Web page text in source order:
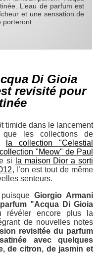
L’eau de parfum est
et une sensation de
porteront.
Di Gioia
revisité pour
timide dans le lancement
que les collections de
la collection "Celestial
"Meow" de Paul
si
la maison Dior a sorti
, l’on est tout de même
senteurs.
Giorgio Armani
"Acqua Di Gioia
révéler encore plus la
de nouvelles notes
revisitée du parfum
avec quelques
de citron, de jasmin et